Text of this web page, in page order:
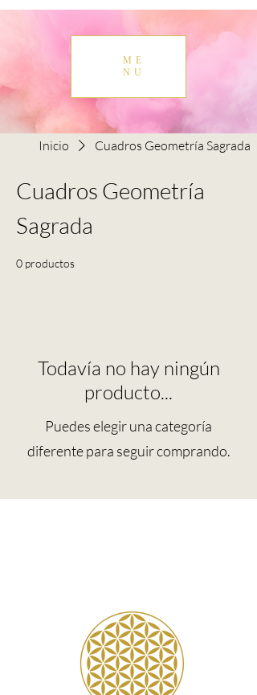
ME
NU
Inicio Cuadros Geometría Sagrada
Cuadros Geometría
Sagrada
0 productos
Todavía no hay ningún
producto...
Puedes elegir una categoría
diferente para seguir comprando.